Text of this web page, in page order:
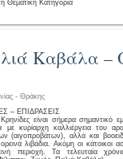
Θεματική Κατηγορία
Καβάλα –
- Θράκης
– ΕΠΙΔΡΑΣΕΙΣ
είναι σήμερα σημαντικό
με κυρίαρχη καλλιέργεια του
(αιγοπροβάτων), αλλά και
λιβάδια. Ακόμη οι κάτοικοι
περιοχή. Τα τελευταία